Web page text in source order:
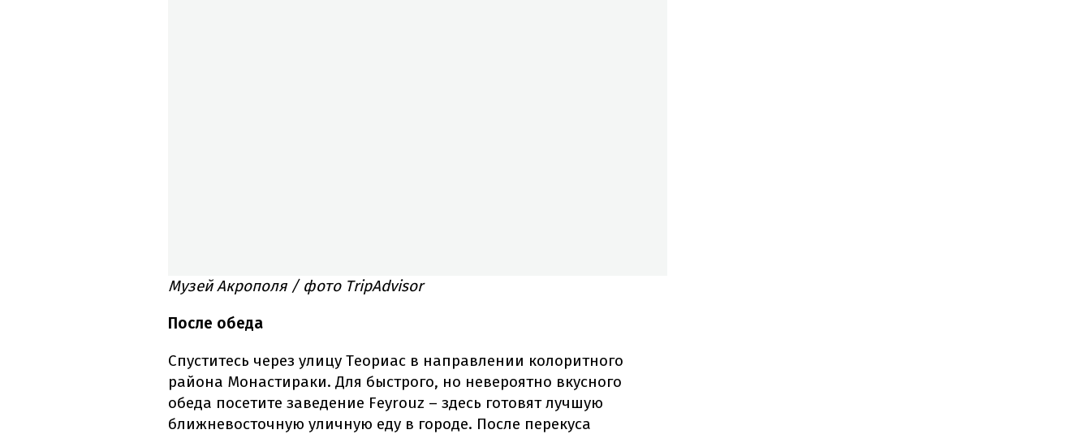
Музей Акрополя / фото TripAdvisor
После обеда
Спуститесь через улицу Теориас в направлении колоритного
района Монастираки. Для быстрого, но невероятно вкусного
обеда посетите заведение Feyrouz – здесь готовят лучшую
ближневосточную уличную еду в городе. После перекуса